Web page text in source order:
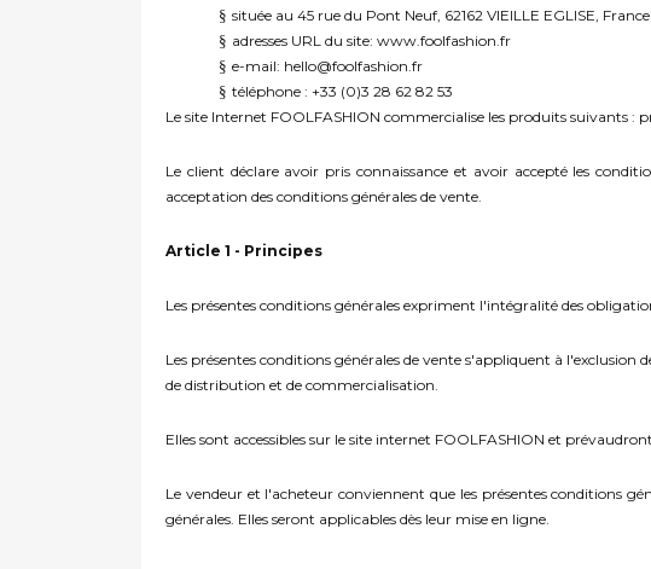
§ située au 45 rue du Pont Neuf, 62162 VIEILLE EGLISE, France
§ adresses URL du site: www.foolfashion.fr
§ e-mail: hello@foolfashion.fr
§ téléphone : +33 (0)3 28 62 82 53
Le site Internet FOOLFASHION commercialise les produits suivants :
Le client déclare avoir pris connaissance et avoir accepté les
acceptation des conditions générales de vente.
Article 1 - Principes
Les présentes conditions générales expriment l'intégralité des
Les présentes conditions générales de vente s'appliquent à
de distribution et de commercialisation.
Elles sont accessibles sur le site internet FOOLFASHION et
Le vendeur et l'acheteur conviennent que les présentes conditions
générales. Elles seront applicables dès leur mise en ligne.